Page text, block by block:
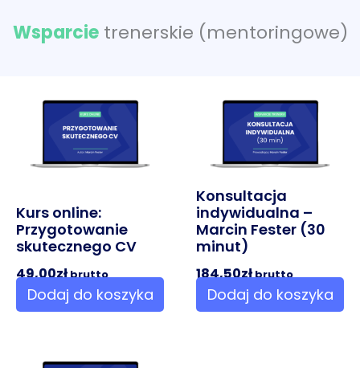
Wsparcietrenerskie (mentoringowe)
Kurs online:
Przygotowanie
skutecznego CV
49,00złbrutto
Dodaj do koszyka
Konsultacja
indywidualna –
Marcin Fester (30
minut)
184,50złbrutto
Dodaj do koszyka